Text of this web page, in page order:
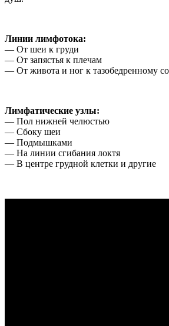
Линии лимфотока:
— От шеи к груди
— От запястья к плечам
— От живота и ног к тазобедренному
Лимфатические узлы:
— Пол нижней челюстью
— Сбоку шеи
— Подмышками
— На линии сгибания локтя
— В центре грудной клетки и другие